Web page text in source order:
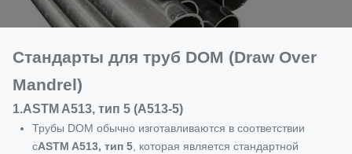
Стандарты для труб DOM (Draw Over
Mandrel)
1.ASTM A513, тип 5 (A513-5)
Трубы DOM обычно изготавливаются в соответствии
сASTM A513, тип 5 , которая является стандартной